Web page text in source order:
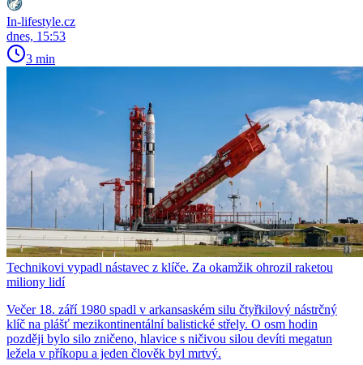
In-lifestyle.cz
dnes, 15:53
3 min
Technikovi vypadl nástavec z klíče. Za okamžik ohrozil raketou
miliony lidí
Večer 18. září 1980 spadl v arkansaském silu čtyřkilový nástrčný
klíč na plášť mezikontinentální balistické střely. O osm hodin
později bylo silo zničeno, hlavice s ničivou silou devíti megatun
ležela v příkopu a jeden člověk byl mrtvý.